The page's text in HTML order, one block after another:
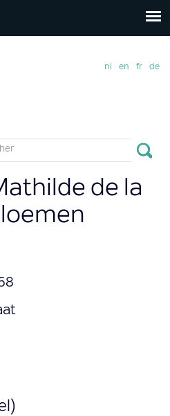
nl en fr de
de la